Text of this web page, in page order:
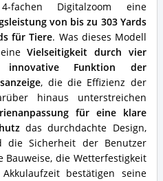
Digitalzoom eine
von bis zu 303 Yards
für Tiere. Was dieses Modell
Vielseitigkeit durch vier
innovative Funktion der
, die die Effizienz der
hinaus unterstreichen
für eine klare
das durchdachte Design,
Sicherheit der Benutzer
die Wetterfestigkeit
bestätigen seine